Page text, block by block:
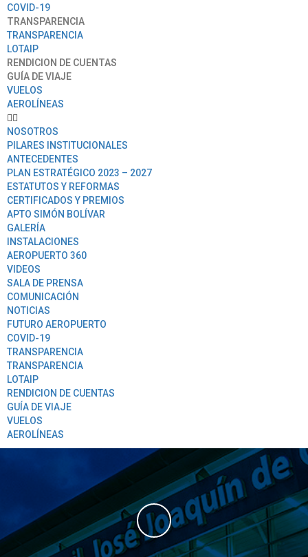
COVID-19
TRANSPARENCIA
TRANSPARENCIA
LOTAIP
RENDICION DE CUENTAS
GUÍA DE VIAJE
VUELOS
AEROLÍNEAS
NOSOTROS
PILARES INSTITUCIONALES
ANTECEDENTES
PLAN ESTRATÉGICO 2023 – 2027
ESTATUTOS Y REFORMAS
CERTIFICADOS Y PREMIOS
APTO SIMÓN BOLÍVAR
GALERÍA
INSTALACIONES
AEROPUERTO 360
VIDEOS
SALA DE PRENSA
COMUNICACIÓN
NOTICIAS
FUTURO AEROPUERTO
COVID-19
TRANSPARENCIA
TRANSPARENCIA
LOTAIP
RENDICION DE CUENTAS
GUÍA DE VIAJE
VUELOS
AEROLÍNEAS